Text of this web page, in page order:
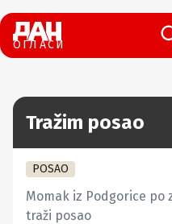
ОГЛАСИ
Tražim posao
POSAO
Momak iz Podgorice
traži posao